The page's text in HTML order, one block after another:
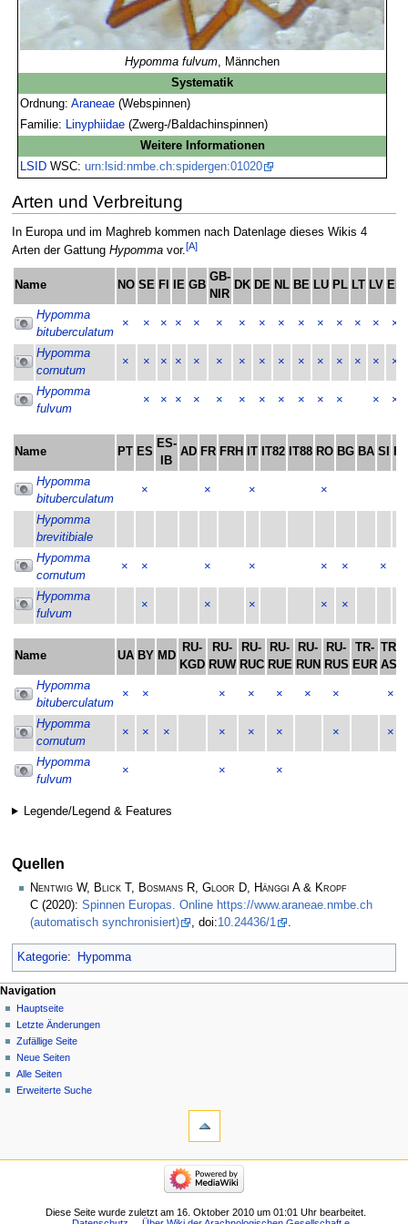
Hypomma fulvum , Männchen
Systematik
Ordnung:Araneae (Webspinnen)
Familie:
Linyphiidae (Zwerg-/Baldachinspinnen)
Weitere Informationen
LSID WSC:urn:lsid:nmbe.ch:spidergen:01020
Arten und Verbreitung
In Europa und im Maghreb kommen nach Datenlage dieses Wikis 4
Arten der Gattung Hypommavor.[A]
Name NO SE FI IE GB
GB-
NIR
DK DE NL BE LU PL LT LV EE
Hypomma
bituberculatum
× × × × × × × × × × × × × × ×
Hypomma
cornutum
× × × × × × × × × × × × × × ×
Hypomma
fulvum
× × × × × × × × × × × × ×
Name PT ES
ES-
IB
AD FR FRH IT IT82 IT88 RO BG BA SI
Hypomma
bituberculatum
× × × ×
Hypomma
brevitibiale
Hypomma
cornutum
× × × × × × ×
Hypomma
fulvum
× × × × ×
Name UA BY MD
RU-
KGD
RU-
RUW
RU-
RUC
RU-
RUE
RU-
RUN
RU-
RUS
TR-
EUR
TR-
ASI
Hypomma
bituberculatum
× × × × × × × ×
Hypomma
cornutum
× × × × × × × ×
Hypomma
fulvum
× × ×
Legende/Legend & Features
Quellen
Nentwig W, Blick T, Bosmans R, Gloor D, Hänggi A & Kropf
C (2020): Spinnen Europas. Online https://www.araneae.nmbe.ch
(automatisch synchronisiert)
, doi:10.24436/1 .
Kategorie: Hypomma
Navigation
Hauptseite
Letzte Änderungen
Zufällige Seite
Neue Seiten
Alle Seiten
Erweiterte Suche
Diese Seite wurde zuletzt am 16. Oktober 2010 um 01:01 Uhr bearbeitet.